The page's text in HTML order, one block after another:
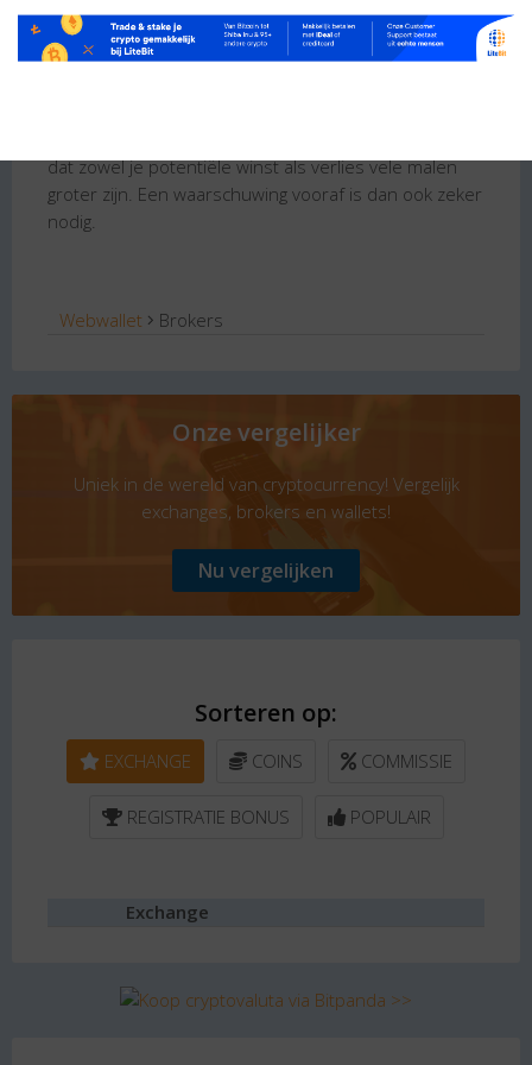
en vervolgens verrekent. Het voordeel hierbij is dat
de CFD handel gepaard gaat met een hefboom. Dit
dat zowel je potentiële winst als verlies vele malen
groter zijn. Een waarschuwing vooraf is dan ook zeker
nodig.
Webwallet Brokers
Onze vergelijker
Uniek in de wereld van cryptocurrency! Vergelijk
exchanges, brokers en wallets!
Nu vergelijken
Sorteren op:
EXCHANGE COINS COMMISSIE
REGISTRATIE BONUS POPULAIR
Exchange